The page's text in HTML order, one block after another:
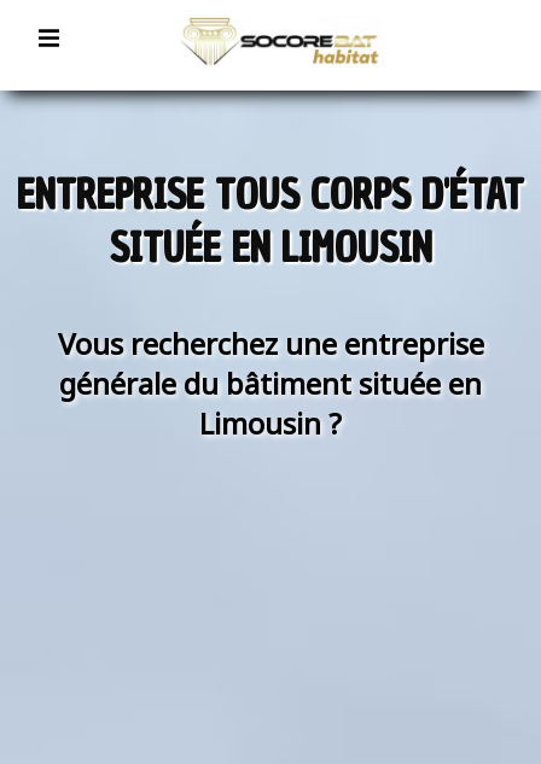
ENTREPRISE TOUS CORPS D'ÉTAT
SITUÉE EN LIMOUSIN
Vous recherchez une entreprise
générale du bâtiment située en
Limousin ?